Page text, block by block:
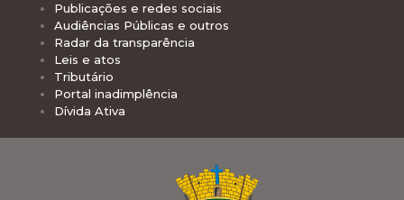
Publicações e redes sociais
Audiências Públicas e outros
Radar da transparência
Leis e atos
Tributário
Portal inadimplência
Dívida Ativa